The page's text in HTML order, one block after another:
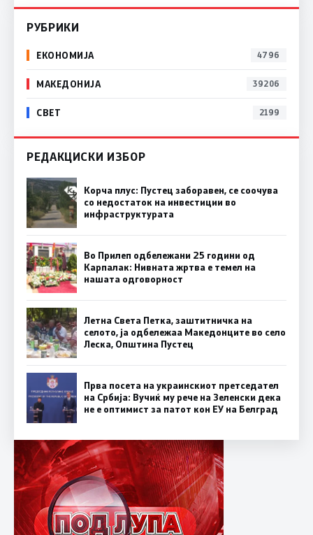
РУБРИКИ
ЕКОНОМИЈА 4796
МАКЕДОНИЈА 39206
СВЕТ 2199
РЕДАКЦИСКИ ИЗБОР
Корча плус: Пустец заборавен, се соочува
со недостаток на инвестиции во
инфраструктурата
Во Прилеп одбележани 25 години од
Карпалак: Нивната жртва е темел на
нашата одговорност
Летна Света Петка, заштитничка на
селото, ја одбележаа Македонците во село
Леска, Општина Пустец
Прва посета на украинскиот претседател
на Србија: Вучиќ му рече на Зеленски дека
не е оптимист за патот кон ЕУ на Белград